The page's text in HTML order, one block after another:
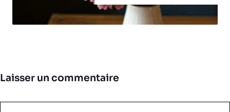
Laisser un commentaire